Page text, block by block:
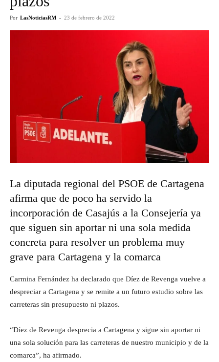
Por LasNoticiasRM - 23 de febrero de 2022
La diputada regional del PSOE de Cartagena
afirma que de poco ha servido la
incorporación de Casajús a la Consejería ya
que siguen sin aportar ni una sola medida
concreta para resolver un problema muy
grave para Cartagena y la comarca
Carmina Fernández ha declarado que Díez de Revenga vuelve a
despreciar a Cartagena y se remite a un futuro estudio sobre las
carreteras sin presupuesto ni plazos.
“Díez de Revenga desprecia a Cartagena y sigue sin aportar ni
una sola solución para las carreteras de nuestro municipio y de la
comarca”, ha afirmado.